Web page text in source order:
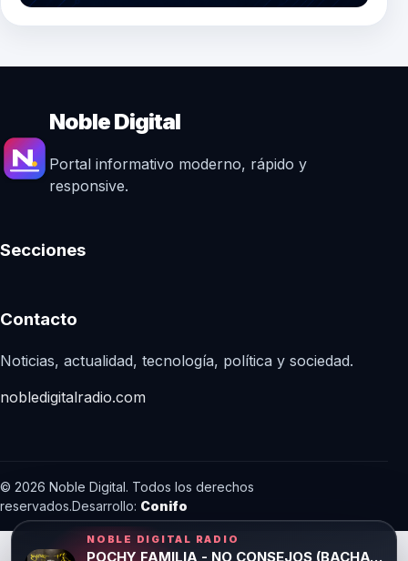
Noble Digital
Portal informativo moderno, rápido y
responsive.
Secciones
Contacto
Noticias, actualidad, tecnología, política y sociedad.
nobledigitalradio.com
© 2026 Noble Digital. Todos los derechos
reservados.Desarrollo: Conifo
NOBLE DIGITAL RADIO
POCHY FAMILIA - NO CONSEJOS (BACHATA)